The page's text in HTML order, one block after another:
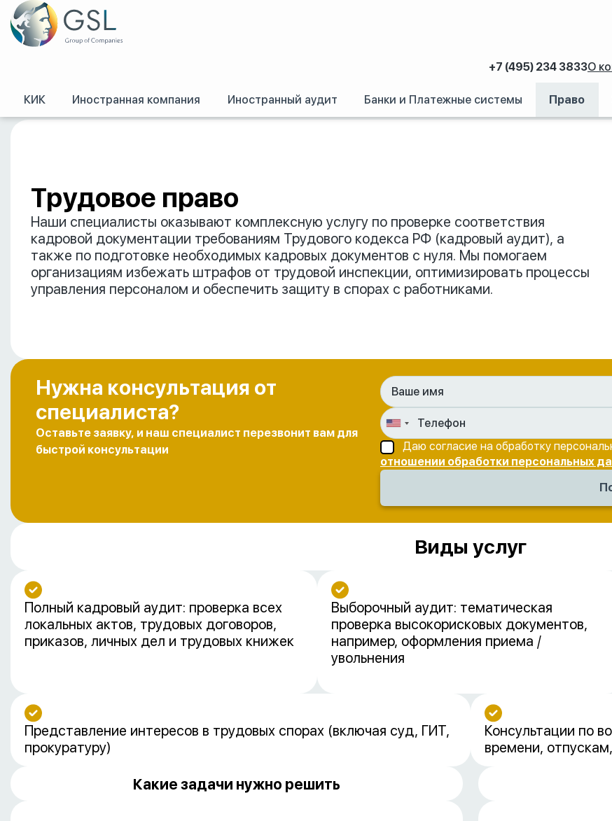
+7 (495) 234 3833О
КИК Иностранная компания Иностранный аудит Банки и Платежные системы Право
GSL/Российское право/Трудовое право
Трудовое право
Наши специалисты оказывают комплексную услугу по проверке соответствия
кадровой документации требованиям Трудового кодекса РФ (кадровый аудит), а
также по подготовке необходимых кадровых документов с нуля. Мы помогаем
организациям избежать штрафов от трудовой инспекции, оптимизировать процессы
управления персоналом и обеспечить защиту в спорах с работниками.
Нужна консультация от
специалиста?
Оставьте заявку, и наш специалист перезвонит вам для
быстрой консультации
Даю согласие на обработку
отношении обработки персональных
Виды услуг
Полный кадровый аудит: проверка всех
локальных актов, трудовых договоров,
приказов, личных дел и трудовых книжек
Выборочный аудит: тематическая
проверка высокорисковых документов,
например, оформления приема /
увольнения
Представление интересов в трудовых спорах (включая суд, ГИТ,
прокуратуру)
Консультации по
времени,
Какие задачи нужно решить